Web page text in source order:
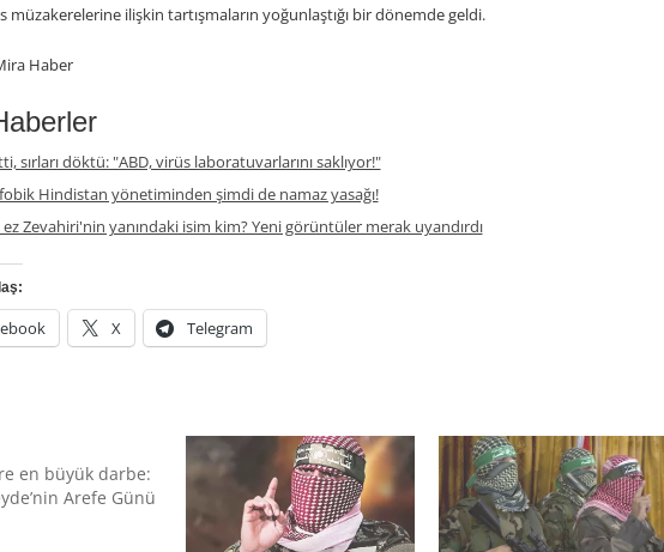
müzakerelerine ilişkin tartışmaların yoğunlaştığı bir dönemde geldi.
Haber
sırları döktü: "ABD, virüs laboratuvarlarını saklıyor!"
Hindistan yönetiminden şimdi de namaz yasağı!
ez Zevahiri'nin yanındaki isim kim? Yeni görüntüler merak uyandırdı
X Telegram
en büyük darbe:
Arefe Günü